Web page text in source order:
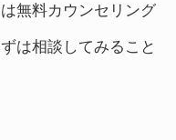
無料カウンセリング
は相談してみること